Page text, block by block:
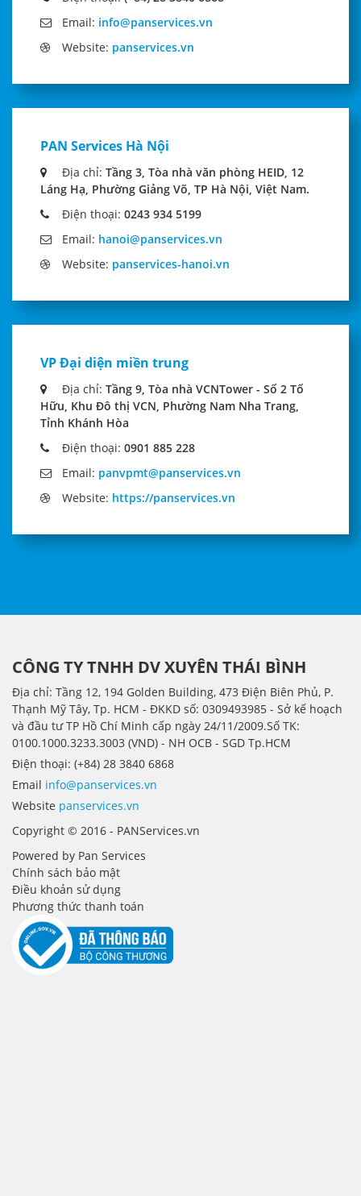
Email: info@panservices.vn
Website: panservices.vn
PAN Services Hà Nội
Địa chỉ: Tầng 3, Tòa nhà văn phòng HEID, 12
Láng Hạ, Phường Giảng Võ, TP Hà Nội, Việt Nam.
Điện thoại: 0243 934 5199
Email: hanoi@panservices.vn
Website: panservices-hanoi.vn
VP Đại diện miền trung
Địa chỉ: Tầng 9, Tòa nhà VCNTower - Số 2 Tố
Hữu, Khu Đô thị VCN, Phường Nam Nha Trang,
Tỉnh Khánh Hòa
Điện thoại: 0901 885 228
Email: panvpmt@panservices.vn
Website: https://panservices.vn
CÔNG TY TNHH DV XUYÊN THÁI BÌNH
Địa chỉ: Tầng 12, 194 Golden Building, 473 Điện Biên Phủ, P.
Thạnh Mỹ Tây, Tp. HCM - ÐKKD số: 0309493985 - Sở kế hoạch
và đầu tư TP Hồ Chí Minh cấp ngày 24/11/2009.Số TK:
0100.1000.3233.3003 (VND) - NH OCB - SGD Tp.HCM
Điện thoại: (+84) 28 3840 6868
Email info@panservices.vn
Website panservices.vn
Copyright © 2016 - PANServices.vn
Powered by Pan Services
Chính sách bảo mật
Điều khoản sử dụng
Phương thức thanh toán